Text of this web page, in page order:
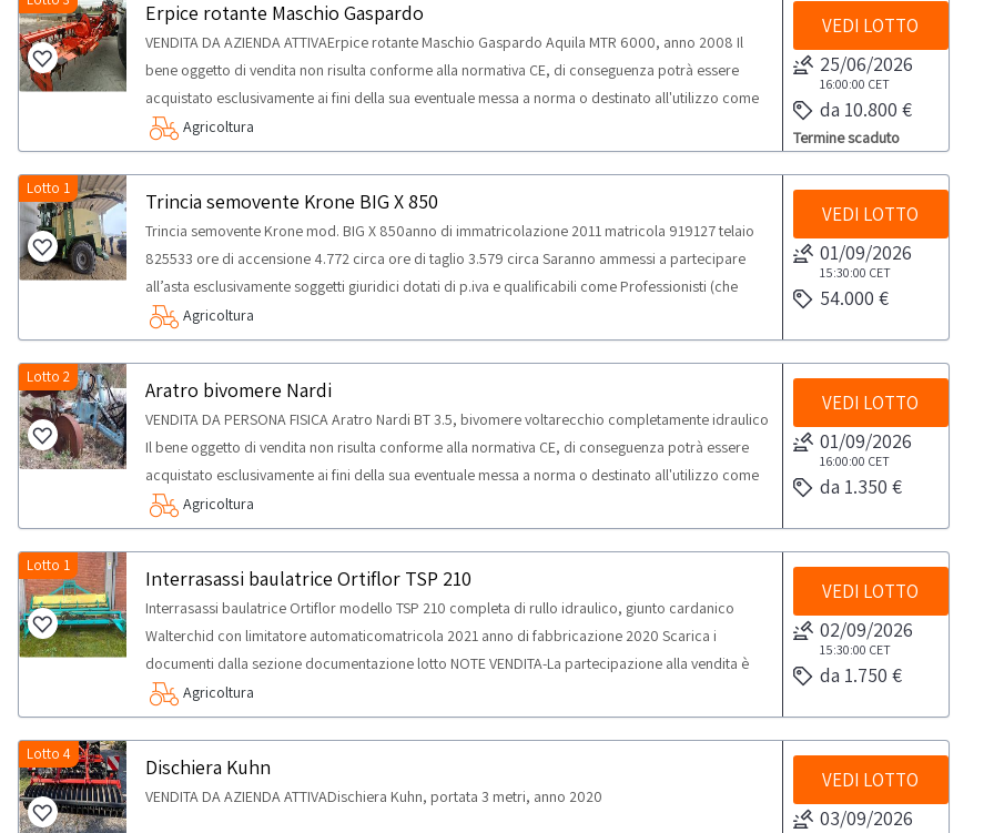
produttori di settore relativamente alla categoria merceologica in vendita.
Erpice rotante Maschio Gaspardo
VENDITA DA AZIENDA ATTIVAErpice rotante Maschio Gaspardo Aquila MTR 6000, anno 2008 Il
bene oggetto di vendita non risulta conforme alla normativa CE, di conseguenza potrà essere
acquistato esclusivamente ai fini della sua eventuale messa a norma o destinato all'utilizzo come
parti di ricambio; saranno ammessi a partecipare all’asta esclusivamente soggetti giuridici dotati
di p.iva e qualificabili come Professionisti (che acquistano i beni solo per uso professionale e non
per uso privato) ai sensi del d.lgs. 206/2005. Nello specifico la vendita è rivolta esclusivamente a
soggetti riparatori e produttori di settore relativamente alla categoria merceologica in vendita.
Agricoltura
VEDI LOTTO
25/06/2026
16:00:00 CET
da 10.800 €
Termine scaduto
Lotto 1
Trincia semovente Krone BIG X 850
Trincia semovente Krone mod. BIG X 850anno di immatricolazione 2011 matricola 919127 telaio
825533 ore di accensione 4.772 circa ore di taglio 3.579 circa Saranno ammessi a partecipare
all’asta esclusivamente soggetti giuridici dotati di p.iva e qualificabili come Professionisti (che
acquistano i beni solo per uso professionale e non per uso privato) ai sensi del d.lgs. 206/2005.
Agricoltura
VEDI LOTTO
01/09/2026
15:30:00 CET
54.000 €
Lotto 2
Aratro bivomere Nardi
VENDITA DA PERSONA FISICA Aratro Nardi BT 3.5, bivomere voltarecchio completamente idraulico
Il bene oggetto di vendita non risulta conforme alla normativa CE, di conseguenza potrà essere
acquistato esclusivamente ai fini della sua eventuale messa a norma o destinato all'utilizzo come
parti di ricambio; saranno ammessi a partecipare all’asta esclusivamente soggetti giuridici dotati
di p.iva e qualificabili come Professionisti (che acquistano i beni solo per uso professionale e non
per uso privato) ai sensi del d.lgs. 206/2005. Nello specifico la vendita è rivolta esclusivamente a
soggetti riparatori e produttori di settore relativamente alla categoria merceologica in vendita.
Agricoltura
VEDI LOTTO
01/09/2026
16:00:00 CET
da 1.350 €
Lotto 1
Interrasassi baulatrice Ortiflor TSP 210
Interrasassi baulatrice Ortiflor modello TSP 210 completa di rullo idraulico, giunto cardanico
Walterchid con limitatore automaticomatricola 2021 anno di fabbricazione 2020 Scarica i
documenti dalla sezione documentazione lotto NOTE VENDITA-La partecipazione alla vendita è
consentita esclusivamente a soggetti giuridici dotati di P.IVA e qualificabili come Professionisti
(ossia che acquistano i beni per uso professionale e non per uso privato) ai sensi del d.lgs.
206/2005, fatta salva l’espressa esclusione dalla partecipazione a soggetti qualificabili come
rottamatori ovvero altre eventuali specifiche limitazioni espressamente indicate nella scheda di
lotto.-È espressamente esclusa la partecipazione ai soggetti che rientrano nella categoria dei
Agricoltura
VEDI LOTTO
02/09/2026
15:30:00 CET
da 1.750 €
Lotto 4
Dischiera Kuhn
VENDITA DA AZIENDA ATTIVADischiera Kuhn, portata 3 metri, anno 2020
VEDI LOTTO
03/09/2026